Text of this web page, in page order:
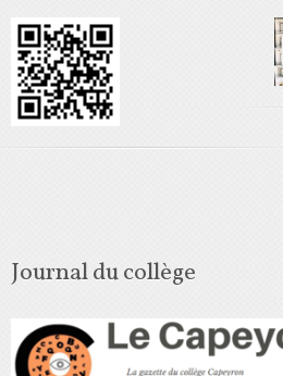
Journal du collège